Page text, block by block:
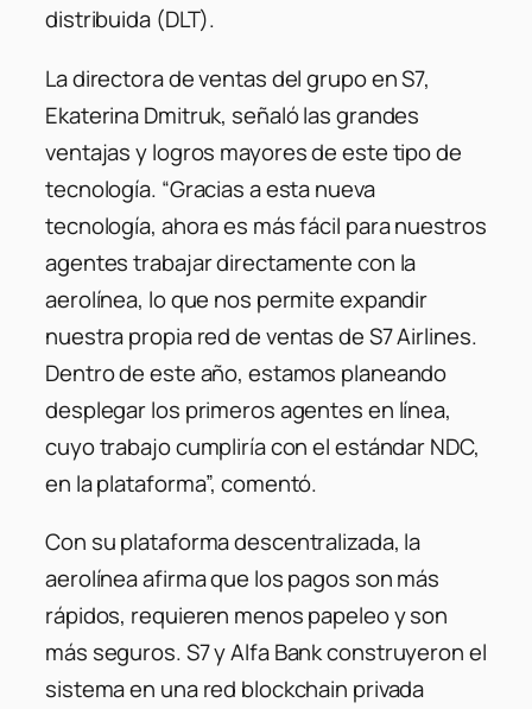
distribuida (DLT).
La directora de ventas del grupo en S7,
Ekaterina Dmitruk, señaló las grandes
ventajas y logros mayores de este tipo de
tecnología. “Gracias a esta nueva
tecnología, ahora es más fácil para nuestros
agentes trabajar directamente con la
aerolínea, lo que nos permite expandir
nuestra propia red de ventas de S7 Airlines.
Dentro de este año, estamos planeando
desplegar los primeros agentes en línea,
cuyo trabajo cumpliría con el estándar NDC,
en la plataforma”, comentó.
Con su plataforma descentralizada, la
aerolínea afirma que los pagos son más
rápidos, requieren menos papeleo y son
más seguros. S7 y Alfa Bank construyeron el
sistema en una red blockchain privada